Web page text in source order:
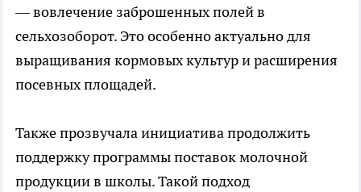
— вовлечение заброшенных полей в
сельхозоборот. Это особенно актуально для
выращивания кормовых культур и расширения
посевных площадей.
Также прозвучала инициатива продолжить
поддержку программы поставок молочной
продукции в школы. Такой подход